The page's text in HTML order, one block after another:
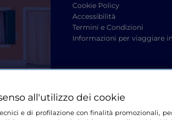
Cookie Policy
Accessibilità
Termini e Condizioni
Informazioni per viaggiare
all'utilizzo dei cookie
e di profilazione con finalità promozionali,